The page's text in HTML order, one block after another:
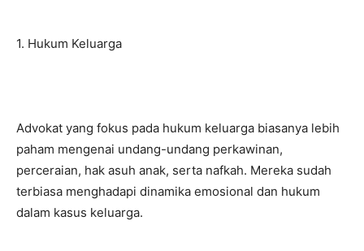
1. Hukum Keluarga
Advokat yang fokus pada hukum keluarga biasanya lebih
paham mengenai undang-undang perkawinan,
perceraian, hak asuh anak, serta nafkah. Mereka sudah
terbiasa menghadapi dinamika emosional dan hukum
dalam kasus keluarga.